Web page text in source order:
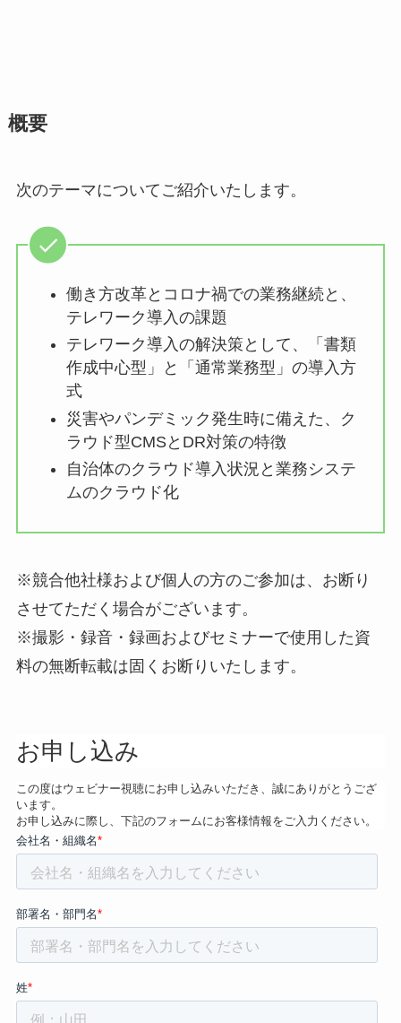
概要
次のテーマについてご紹介いたします。
働き方改革とコロナ禍での業務継続と、
テレワーク導入の課題
テレワーク導入の解決策として、「書類
作成中心型」と「通常業務型」の導入方
式
災害やパンデミック発生時に備えた、ク
ラウド型CMSとDR対策の特徴
自治体のクラウド導入状況と業務システ
ムのクラウド化
※競合他社様および個人の方のご参加は、お断り
させてただく場合がございます。
※撮影・録音・録画およびセミナーで使用した資
料の無断転載は固くお断りいたします。